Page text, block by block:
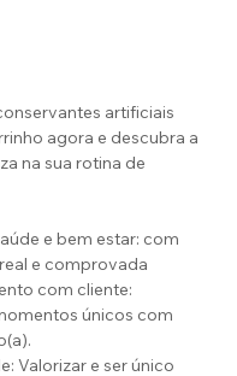
artificiais
agora e descubra a
na sua rotina de
e bem estar: com
e comprovada
com cliente:
únicos com
Valorizar e ser único